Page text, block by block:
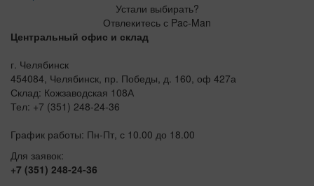
Устали выбирать?
Отвлекитесь с Pac-Man
Центральный офис и склад
г. Челябинск
454084, Челябинск, пр. Победы, д. 160, оф 427а
Склад: Кожзаводская 108А
Тел: +7 (351) 248-24-36
График работы: Пн-Пт, с 10.00 до 18.00
Для заявок:
+7 (351) 248-24-36